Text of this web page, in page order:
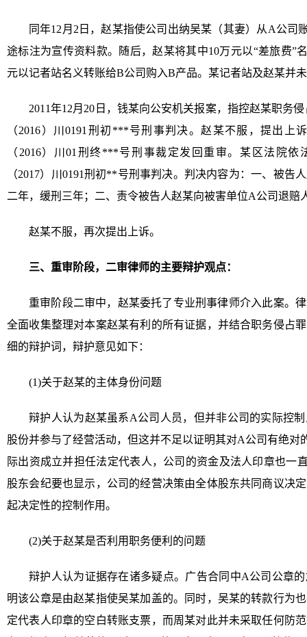
同年12月2日，赵某指使公司出纳吴某（其妻）从A公司
途标注为宣传资料款。随后，赵某将其中10万元以“差旅费”
元以记者站名义转账给B公司购入B产品。某记者站及赵某并
2011年12月20日，钱某向公安机关报案，指控赵某职务
（2016）川0191刑初***号刑事判决。赵某不服，提出上
（2016）川01刑终***号刑事裁定发回重审。某区法院依
（2017）川0191刑初**号刑事判决。判决内容为：一、被告
二年，缓刑三年；二、责令被告人赵某向被害单位A公司退赔
赵某不服，再次提出上诉。
三、重审阶段，二审律师的主要辩护观点：
重审阶段二审中，赵某委托了专业刑事律师介入此案。
全面收集整理对本案赵某有利的所有证据，并结合职务侵占
细的辩护词，辩护意见如下：
(1)关于赵某的主体身份问题
辩护人认为赵某虽系A公司人员，但并非公司的实际控
股份并参与了经营活动，但这并不足以证明其对A公司有绝对
际出资成立并担任法定代表人，公司的资金及法人印章也一
股东会纪要也显示，公司的经营决策由全体股东共同商议决
起决定性的控制作用。
(2)关于赵某是否利用职务便利的问题
辩护人认为证据存在诸多疑点。广告合同中A公司公章
明该公章是由赵某指使吴某加盖的。同时，吴某的转款行为
定代表人印章的空白转账支票，而周某对此并未采取任何防